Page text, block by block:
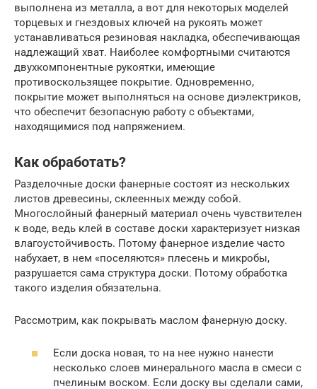
выполнена из металла, а вот для некоторых моделей
торцевых и гнездовых ключей на рукоять может
устанавливаться резиновая накладка, обеспечивающая
надлежащий хват. Наиболее комфортными считаются
двухкомпонентные рукоятки, имеющие
противоскользящее покрытие. Одновременно,
покрытие может выполняться на основе диэлектриков,
что обеспечит безопасную работу с объектами,
находящимися под напряжением.
Как обработать?
Разделочные доски фанерные состоят из нескольких
листов древесины, склеенных между собой.
Многослойный фанерный материал очень чувствителен
к воде, ведь клей в составе доски характеризует низкая
влагоустойчивость. Потому фанерное изделие часто
набухает, в нем «поселяются» плесень и микробы,
разрушается сама структура доски. Потому обработка
такого изделия обязательна.
Рассмотрим, как покрывать маслом фанерную доску.
Если доска новая, то на нее нужно нанести
несколько слоев минерального масла в смеси с
пчелиным воском. Если доску вы сделали сами,